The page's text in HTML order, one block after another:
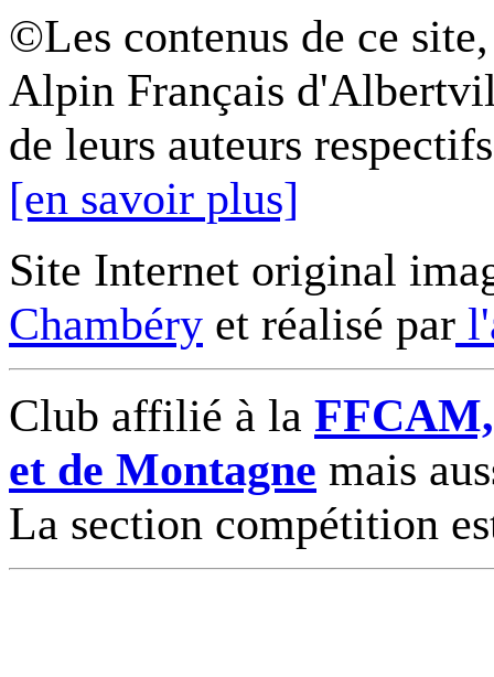
©Les contenus de ce
Alpin Français
de leurs auteurs
[en savoir plus]
Site Internet original
Chambéry et réalisé par
Club affilié à la
et de Montagne mais
La section compétition